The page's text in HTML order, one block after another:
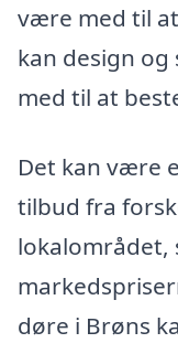
være med til
kan design
med til at
Det kan være
tilbud fra
lokalområdet,
døre i Brøns